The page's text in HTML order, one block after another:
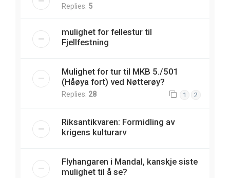
Replies: 5
mulighet for fellestur til
Fjellfestning
Mulighet for tur til MKB 5./501
(Håøya fort) ved Nøtterøy?
Replies: 28 1 2
Riksantikvaren: Formidling av
krigens kulturarv
Flyhangaren i Mandal, kanskje siste
mulighet til å se?